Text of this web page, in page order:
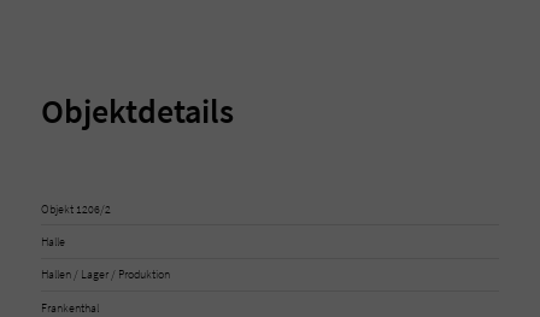
Objektdetails
Objekt 1206/2
Halle
Hallen / Lager / Produktion
Frankenthal